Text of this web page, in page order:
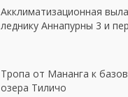
Акклиматизационная
леднику Аннапурны 3 и
Тропа от Мананга к
озера Тиличо